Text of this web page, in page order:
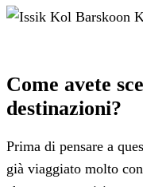
Come avete
destinazioni?
Prima di pensare a
già viaggiato molto